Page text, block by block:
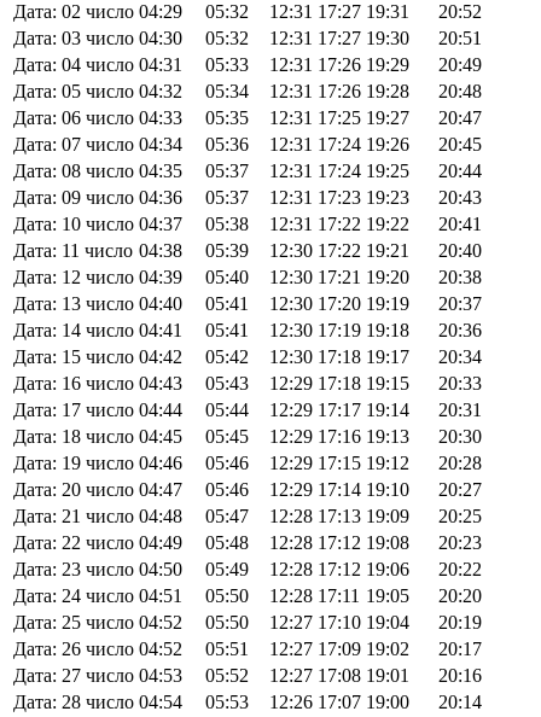
Дата: 02 число 04:29 05:32 12:31 17:27 19:31
20:52
Дата: 03 число 04:30 05:32 12:31 17:27 19:30
20:51
Дата: 04 число 04:31 05:33 12:31 17:26 19:29
20:49
Дата: 05 число 04:32 05:34 12:31 17:26 19:28
20:48
Дата: 06 число 04:33 05:35 12:31 17:25 19:27
20:47
Дата: 07 число 04:34 05:36 12:31 17:24 19:26
20:45
Дата: 08 число 04:35 05:37 12:31 17:24 19:25
20:44
Дата: 09 число 04:36 05:37 12:31 17:23 19:23
20:43
Дата: 10 число 04:37 05:38 12:31 17:22 19:22
20:41
Дата: 11 число 04:38 05:39 12:30 17:22 19:21
20:40
Дата: 12 число 04:39 05:40 12:30 17:21 19:20
20:38
Дата: 13 число 04:40 05:41 12:30 17:20 19:19
20:37
Дата: 14 число 04:41 05:41 12:30 17:19 19:18
20:36
Дата: 15 число 04:42 05:42 12:30 17:18 19:17
20:34
Дата: 16 число 04:43 05:43 12:29 17:18 19:15
20:33
Дата: 17 число 04:44 05:44 12:29 17:17 19:14
20:31
Дата: 18 число 04:45 05:45 12:29 17:16 19:13
20:30
Дата: 19 число 04:46 05:46 12:29 17:15 19:12
20:28
Дата: 20 число 04:47 05:46 12:29 17:14 19:10
20:27
Дата: 21 число 04:48 05:47 12:28 17:13 19:09
20:25
Дата: 22 число 04:49 05:48 12:28 17:12 19:08
20:23
Дата: 23 число 04:50 05:49 12:28 17:12 19:06
20:22
Дата: 24 число 04:51 05:50 12:28 17:11 19:05
20:20
Дата: 25 число 04:52 05:50 12:27 17:10 19:04
20:19
Дата: 26 число 04:52 05:51 12:27 17:09 19:02
20:17
Дата: 27 число 04:53 05:52 12:27 17:08 19:01
20:16
Дата: 28 число 04:54 05:53 12:26 17:07 19:00
20:14